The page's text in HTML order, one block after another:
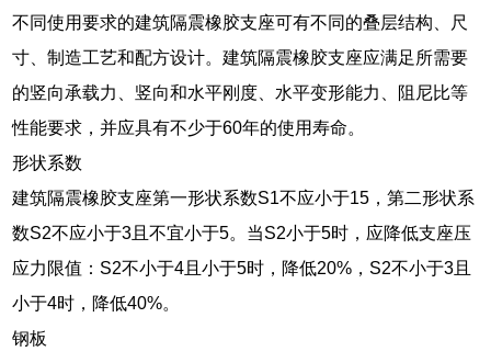
不同使用要求的建筑隔震橡胶支座可有不同的叠层结构、尺
寸、制造工艺和配方设计。建筑隔震橡胶支座应满足所需要
的竖向承载力、竖向和水平刚度、水平变形能力、阻尼比等
性能要求，并应具有不少于60年的使用寿命。
形状系数
建筑隔震橡胶支座第一形状系数S1不应小于15，第二形状系
数S2不应小于3且不宜小于5。当S2小于5时，应降低支座压
应力限值：S2不小于4且小于5时，降低20%，S2不小于3且
小于4时，降低40%。
钢板